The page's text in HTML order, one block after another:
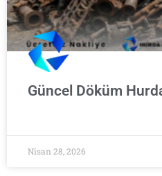
Güncel Döküm
Nisan 28, 2026